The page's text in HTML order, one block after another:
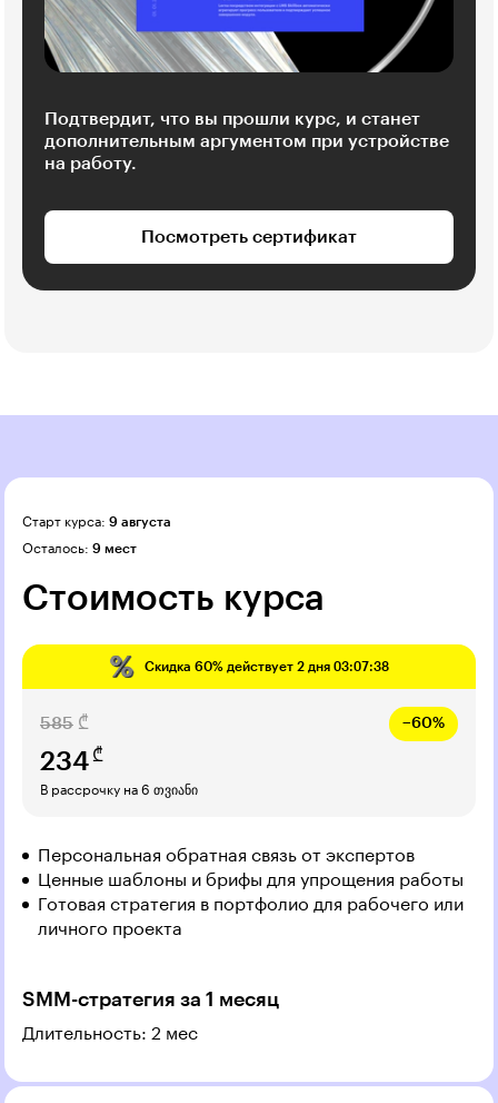
Подтвердит, что вы прошли курс, и станет
дополнительным аргументом при устройстве
на работу.
Посмотреть сертификат
Старт курса: 9 августа
Осталось: 9 мест
Стоимость курса
Скидка 60% действует 2 дня 03:07:37
585 ₾ −60%
234 ₾
В рассрочку на 6 თვიანი
Персональная обратная связь от экспертов
Ценные шаблоны и брифы для упрощения работы
Готовая стратегия в портфолио для рабочего или
личного проекта
SMM-стратегия за 1 месяц
Длительность: 2 мес